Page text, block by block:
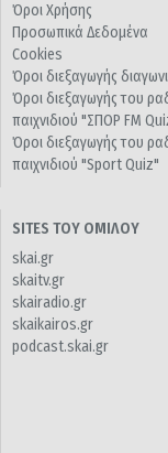
Όροι Χρήσης
Προσωπικά Δεδομένα
Cookies
Όροι διεξαγωγής
Όροι διεξαγωγής του
παιχνιδιού "ΣΠΟΡ FM
Όροι διεξαγωγής του
παιχνιδιού "Sport Quiz"
SITES ΤΟΥ ΟΜΙΛΟΥ
skai.gr
skaitv.gr
skairadio.gr
skaikairos.gr
podcast.skai.gr